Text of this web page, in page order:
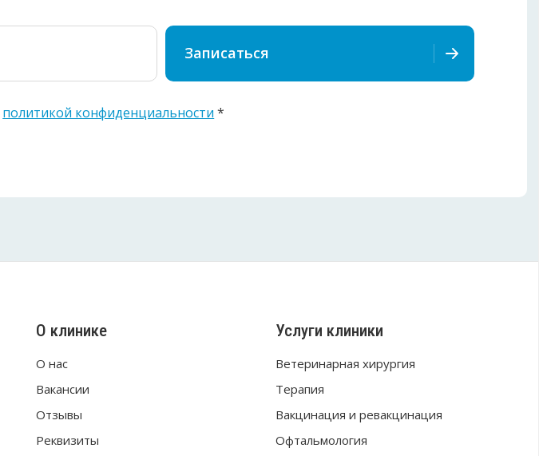
Записаться
политикой конфиденциальности *
О клинике
О нас
Вакансии
Отзывы
Реквизиты
Услуги клиники
Ветеринарная хирургия
Терапия
Вакцинация и ревакцинация
Офтальмология